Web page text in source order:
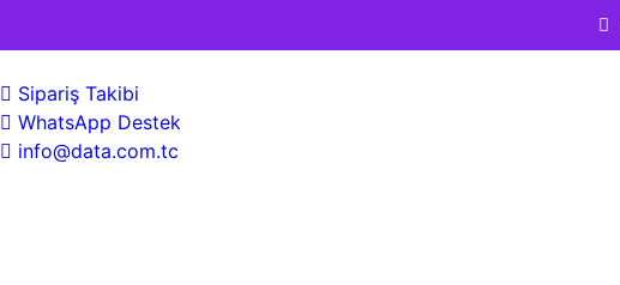
Sipariş Takibi
WhatsApp Destek
info@data.com.tc